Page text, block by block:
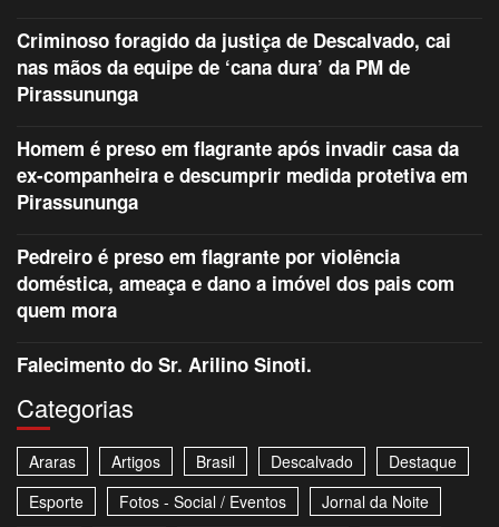
Criminoso foragido da justiça de Descalvado, cai
nas mãos da equipe de ‘cana dura’ da PM de
Pirassununga
Homem é preso em flagrante após invadir casa da
ex-companheira e descumprir medida protetiva em
Pirassununga
Pedreiro é preso em flagrante por violência
doméstica, ameaça e dano a imóvel dos pais com
quem mora
Falecimento do Sr. Arilino Sinoti.
Categorias
Araras Artigos Brasil Descalvado
Destaque
Esporte
Fotos - Social / Eventos
Jornal da Noite